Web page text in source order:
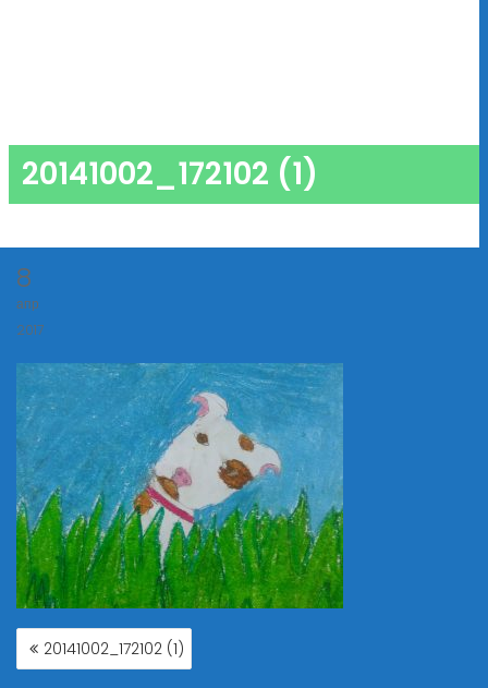
20141002_172102 (1)
8
апр
2017
КРЕТАЊЕ
ЧЛАНКА
20141002_172102 (1)